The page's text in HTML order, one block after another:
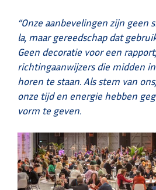
“Onze aanbevelingen zijn geen
la, maar gereedschap dat
Geen decoratie voor een
richtingaanwijzers die midden
horen te staan. Als stem van
onze tijd en energie hebben
vorm te geven.